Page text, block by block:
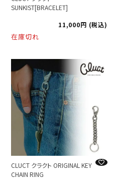
SUNKIST[BRACELET]
11,000
税込
在庫切れ
CLUCT クラクト ORIGINAL KEY
CHAIN RING